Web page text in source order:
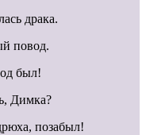
драка.
повод.
был!
Димка?
позабыл!